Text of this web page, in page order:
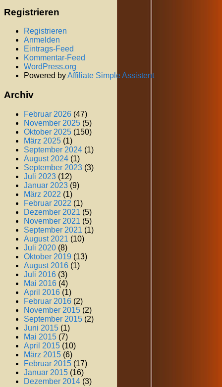
Registrieren
Registrieren
Anmelden
Eintrags-Feed
Kommentar-Feed
WordPress.org
Powered byAffiliate Simple Assistent
Archiv
Februar 2026 (47)
November 2025 (5)
Oktober 2025 (150)
März 2025 (1)
September 2024 (1)
August 2024 (1)
September 2023 (3)
Juli 2023 (12)
Januar 2023 (9)
März 2022 (1)
Februar 2022 (1)
Dezember 2021 (5)
November 2021 (5)
September 2021 (1)
August 2021 (10)
Juli 2020 (8)
Oktober 2019 (13)
August 2016 (1)
Juli 2016 (3)
Mai 2016 (4)
April 2016 (1)
Februar 2016 (2)
November 2015 (2)
September 2015 (2)
Juni 2015 (1)
Mai 2015 (7)
April 2015 (10)
März 2015 (6)
Februar 2015 (17)
Januar 2015 (16)
Dezember 2014 (3)